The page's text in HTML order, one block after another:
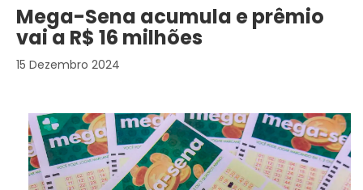
Mega-Sena acumula e prêmio
vai a R$ 16 milhões
15 Dezembro 2024